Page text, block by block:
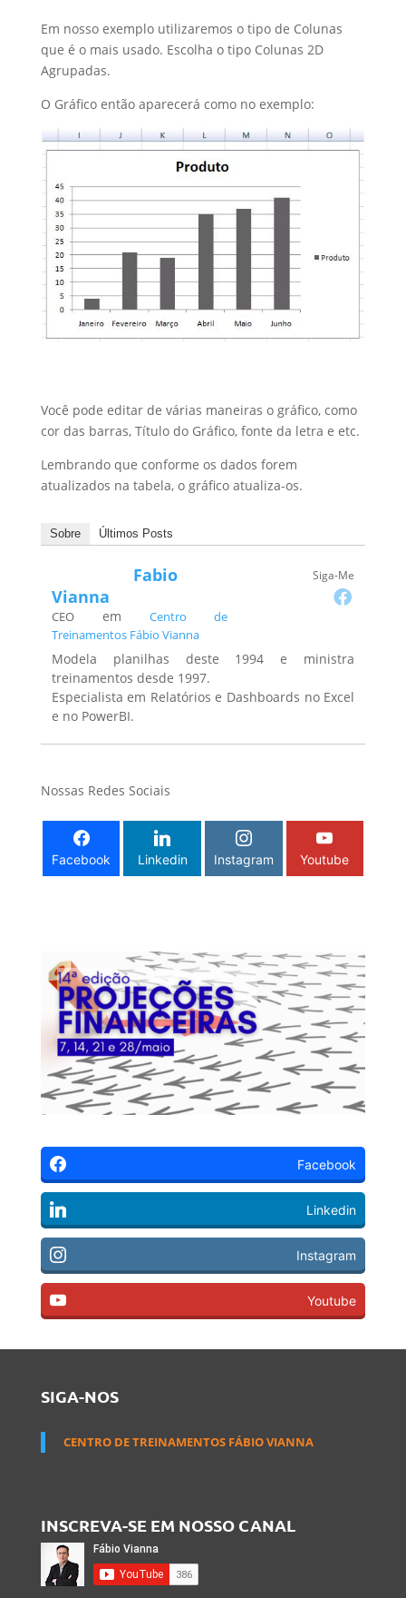
Em nosso exemplo utilizaremos o tipo de Colunas
que é o mais usado. Escolha o tipo Colunas 2D
Agrupadas.
O Gráfico então aparecerá como no exemplo:
Você pode editar de várias maneiras o gráfico, como
cor das barras, Título do Gráfico, fonte da letra e etc.
Lembrando que conforme os dados forem
atualizados na tabela, o gráfico atualiza-os.
Sobre Últimos Posts
Siga-Me
Fabio
Vianna
CEOemCentro de
Treinamentos Fábio Vianna
Modela planilhas deste 1994 e ministra
treinamentos desde 1997.
Especialista em Relatórios e Dashboards no Excel
e no PowerBI.
Nossas Redes Sociais
Facebook Linkedin Instagram Youtube
Facebook
Linkedin
Instagram
Youtube
SIGA-NOS
CENTRO DE TREINAMENTOS FÁBIO VIANNA
INSCREVA-SE EM NOSSO CANAL